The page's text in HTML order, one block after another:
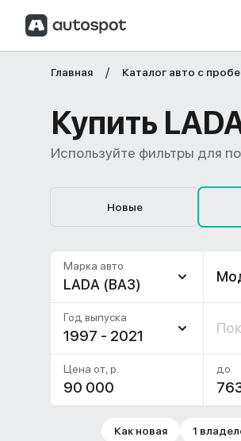
Главная Каталог авто с
Купить
Используйте фильтры для
Новые
LADA (ВАЗ)
Марка авто
1997 - 2021
Год выпуска
Цена от, р. до
Как новая 1